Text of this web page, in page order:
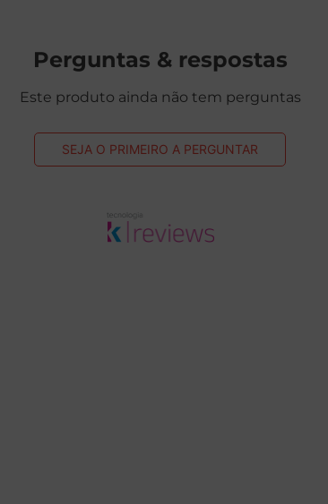
Perguntas & respostas
Este produto ainda não tem perguntas
SEJA O PRIMEIRO A PERGUNTAR